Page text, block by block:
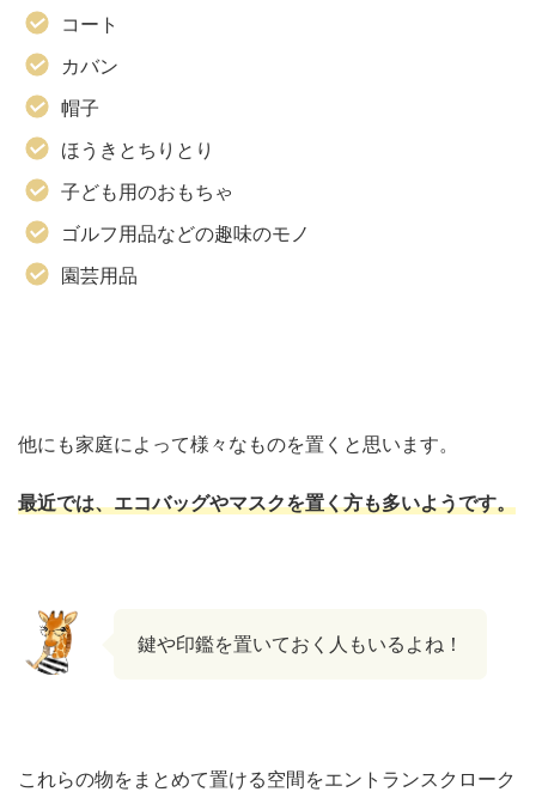
コート
カバン
帽子
ほうきとちりとり
子ども用のおもちゃ
ゴルフ用品などの趣味のモノ
園芸用品
他にも家庭によって様々なものを置くと思います。
最近では、エコバッグやマスクを置く方も多いようです。
鍵や印鑑を置いておく人もいるよね！
これらの物をまとめて置ける空間をエントランスクローク